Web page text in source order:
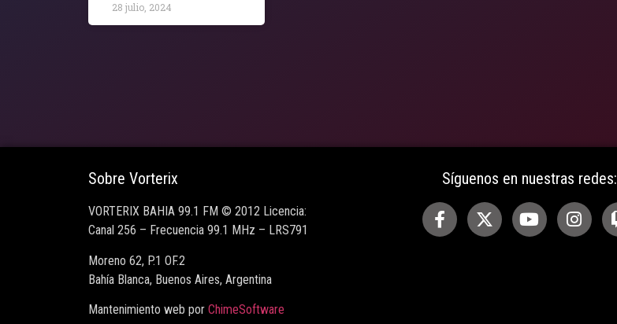
28 julio, 2024
Sobre Vorterix
VORTERIX BAHIA 99.1 FM © 2012 Licencia:
Canal 256 – Frecuencia 99.1 MHz – LRS791
Moreno 62, P.1 OF.2
Bahía Blanca, Buenos Aires, Argentina
Mantenimiento web por ChimeSoftware
Síguenos en nuestras redes: